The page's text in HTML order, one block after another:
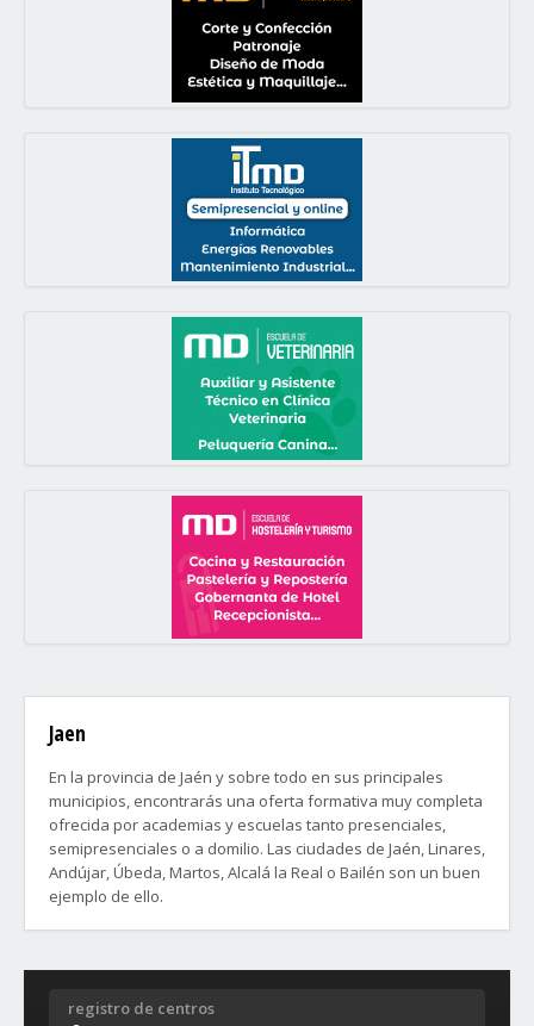
Jaen
En la provincia de Jaén y sobre todo en sus principales
municipios, encontrarás una oferta formativa muy completa
ofrecida por academias y escuelas tanto presenciales,
semipresenciales o a domilio. Las ciudades de Jaén, Linares,
Andújar, Úbeda, Martos, Alcalá la Real o Bailén son un buen
ejemplo de ello.
- La Gloria
registro de centros